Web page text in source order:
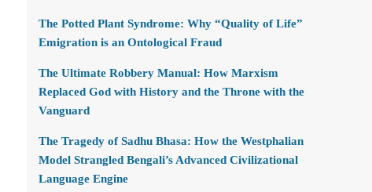
The Potted Plant Syndrome: Why “Quality of Life”
Emigration is an Ontological Fraud
The Ultimate Robbery Manual: How Marxism
Replaced God with History and the Throne with the
Vanguard
The Tragedy of Sadhu Bhasa: How the Westphalian
Model Strangled Bengali’s Advanced Civilizational
Language Engine